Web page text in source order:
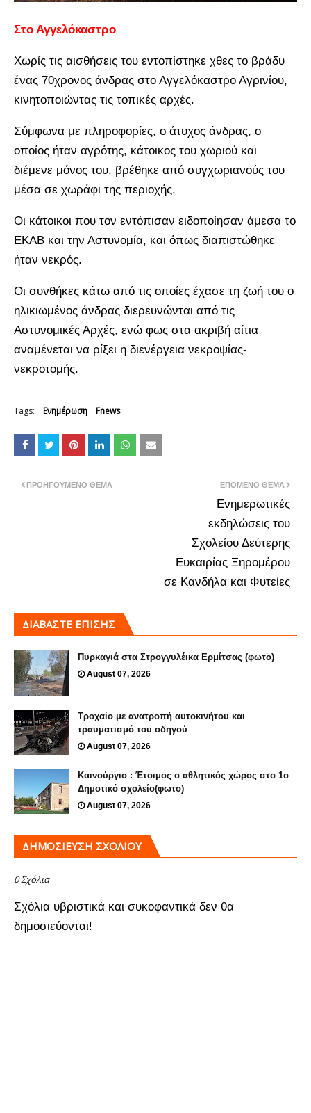
Στο Αγγελόκαστρο
Χωρίς τις αισθήσεις του εντοπίστηκε χθες το βράδυ
ένας 70χρονος άνδρας στο Αγγελόκαστρο Αγρινίου,
κινητοποιώντας τις τοπικές αρχές.
Σύμφωνα με πληροφορίες, ο άτυχος άνδρας, ο
οποίος ήταν αγρότης, κάτοικος του χωριού και
διέμενε μόνος του, βρέθηκε από συγχωριανούς του
μέσα σε χωράφι της περιοχής.
Οι κάτοικοι που τον εντόπισαν ειδοποίησαν άμεσα το
ΕΚΑΒ και την Αστυνομία, και όπως διαπιστώθηκε
ήταν νεκρός.
Οι συνθήκες κάτω από τις οποίες έχασε τη ζωή του ο
ηλικιωμένος άνδρας διερευνώνται από τις
Αστυνομικές Αρχές, ενώ φως στα ακριβή αίτια
αναμένεται να ρίξει η διενέργεια νεκροψίας-
νεκροτομής.
Tags: Ενημέρωση Fnews
ΕΠΌΜΕΝΟ ΘΈΜΑ
Ενημερωτικές
εκδηλώσεις του
Σχολείου Δεύτερης
Ευκαιρίας Ξηρομέρου
σε Κανδήλα και Φυτείες
ΠΡΟΗΓΟΎΜΕΝΟ ΘΈΜΑ
ΔΙΑΒΑΣΤΕ ΕΠΙΣΗΣ
Πυρκαγιά στα Στρογγυλέικα Ερμίτσας (φωτο)
August 07, 2026
Τροχαίο με ανατροπή αυτοκινήτου και
τραυματισμό του οδηγού
August 07, 2026
Καινούργιο : Έτοιμος ο αθλητικός χώρος στο 1ο
Δημοτικό σχολείο(φωτο)
August 07, 2026
ΔΗΜΟΣΊΕΥΣΗ ΣΧΟΛΊΟΥ
0 Σχόλια
Σχόλια υβριστικά και συκοφαντικά δεν θα
δημοσιεύονται!